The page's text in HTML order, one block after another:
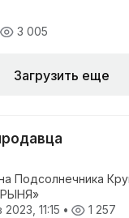
3 005
Загрузить еще
Подсолнечника
2023, 11:15 • 1 257